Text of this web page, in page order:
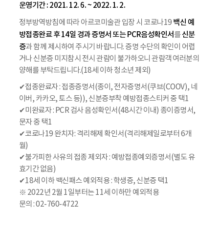
운영기간 : 2021. 12. 6. ~ 2022. 1. 2.
정부방역방침에 따라 아르코미술관 입장 시 코로나19 백신 예
방접종완료 후 14일 경과 증명서 또는 PCR음성확인서 를신분
증과 함께 제시하여 주시기 바랍니다. 증명 수단의 확인이 어렵
거나 신분증 미지참시 전시 관람이 불가하오니 관람객 여러분의
양해를 부탁드립니다.(18세 이하 청소년 제외)
✔접종완료자 : 접종증명서(종이, 전자증명서(쿠브(COOV), 네
이버, 카카오, 토스 등)), 신분증부착 예방접종스티커 중 택1
✔미완료자 : PCR 검사 음성확인서(48시간 이내) 종이증명서,
문자 중 택1
✔코로나19 완치자: 격리해제 확인서(격리해제일로부터 6개
월)
✔불가피한 사유의 접종 제외자 : 예방접종예외증명서(별도 유
효기간 없음)
✔18세 이하 백신패스 예외적용 : 학생증, 신분증 택1
※ 2022년 2월 1일부터는 11세 이하만 예외적용
문의 : 02-760-4722